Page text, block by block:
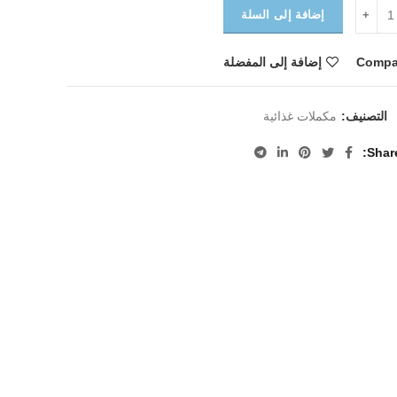
إضافة إلى السلة
إضافة إلى المفضلة
التصنيف: مكملات غذائية